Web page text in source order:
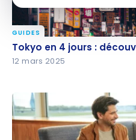
Tokyo en 4 jours :
GUIDES
Tokyo en 4 jours :
12 mars 2025